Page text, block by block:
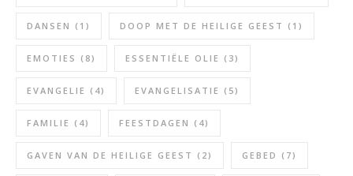
DANSEN (1) DOOP MET DE HEILIGE GEEST (1)
EMOTIES (8) ESSENTIËLE OLIE (3)
EVANGELIE (4) EVANGELISATIE (5)
FAMILIE (4) FEESTDAGEN (4)
GAVEN VAN DE HEILIGE GEEST (2) GEBED (7)